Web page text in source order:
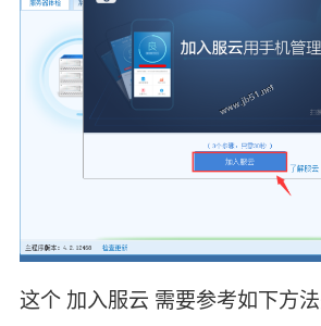
这个 加入服云 需要参考如下方